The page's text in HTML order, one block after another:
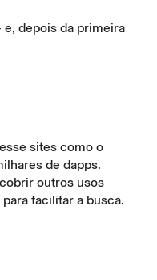
depois da primeira
sites como o
de dapps.
outros usos
facilitar a busca.